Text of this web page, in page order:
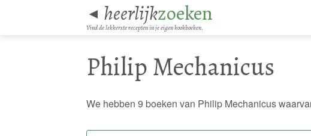
◄ heerlijkzoeken
Vind de lekkerste recepten in je eigen kookboeken.
Philip Mechanicus
We hebben 9 boeken van Philip Mechanicus